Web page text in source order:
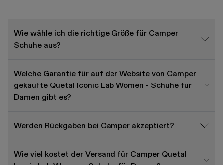
Wie wähle ich die richtige Größe für Camper
Schuhe aus?
Welche Garantie für auf der Website von Camper
gekaufte Quetal Iconic Lab Women - Schuhe für
Damen gibt es?
Werden Rückgaben bei Camper akzeptiert?
Wie viel kostet der Versand für Camper Quetal